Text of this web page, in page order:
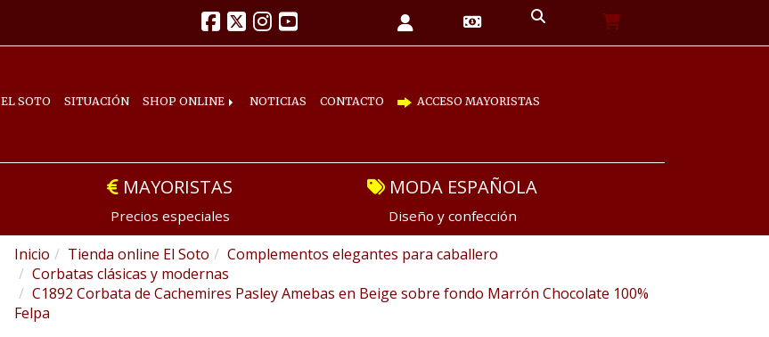
EL SOTO SITUACIÓN SHOP ONLINE NOTICIAS CONTACTO ACCESO MAYORISTAS
MAYORISTAS
Precios especiales
MODA ESPAÑOLA
Diseño y confección
Inicio Tienda online El Soto
Complementos elegantes para caballero
Corbatas clásicas y modernas
C1892 Corbata de Cachemires Pasley Amebas en Beige sobre fondo Marrón Chocolate 100%
Felpa